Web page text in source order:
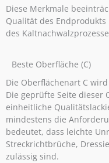
Diese Merkmale
Qualität des
des
Beste Oberfläche (C)
Die Oberflächenart C
Die geprüfte Seite dieser
einheitliche
mindestens die
bedeutet, dass leichte
Streckrichtbrüche,
zulässig sind.